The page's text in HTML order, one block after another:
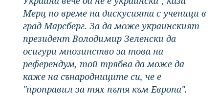
Мерц по време на дискусията с ученици в
град Марсберг. За да може украинският
президент Володимир Зеленски да
осигури мнозинство за това на
референдум, той трябва да може да
каже на сънародниците си, че е
"проправил за тях пътя към Европа".